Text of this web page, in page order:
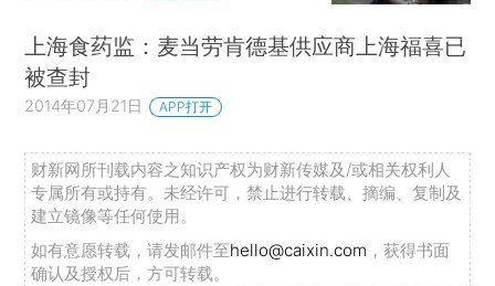
上海食药监：麦当劳肯德基供应商上海福喜已
被查封
2014年07月21日 APP打开
财新网所刊载内容之知识产权为财新传媒及/或相关权利人
专属所有或持有。未经许可，禁止进行转载、摘编、复制及
建立镜像等任何使用。
如有意愿转载，请发邮件至hello@caixin.com ，获得书面
确认及授权后，方可转载。